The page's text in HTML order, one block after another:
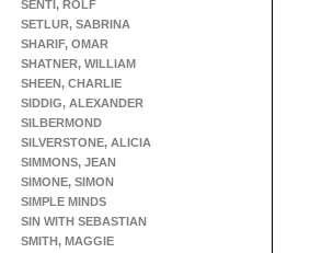
SENTI, ROLF
SETLUR, SABRINA
SHARIF, OMAR
SHATNER, WILLIAM
SHEEN, CHARLIE
SIDDIG, ALEXANDER
SILBERMOND
SILVERSTONE, ALICIA
SIMMONS, JEAN
SIMONE, SIMON
SIMPLE MINDS
SIN WITH SEBASTIAN
SMITH, MAGGIE